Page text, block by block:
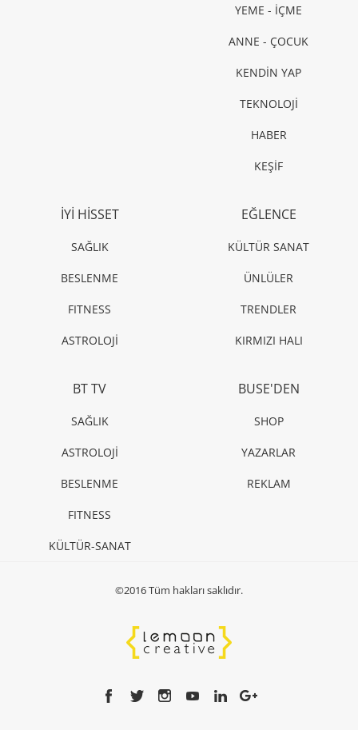
YEME - İÇME
ANNE - ÇOCUK
KENDİN YAP
TEKNOLOJİ
HABER
KEŞİF
İYİ HİSSET
SAĞLIK
BESLENME
FITNESS
ASTROLOJİ
EĞLENCE
KÜLTÜR SANAT
ÜNLÜLER
TRENDLER
KIRMIZI HALI
BT TV
SAĞLIK
ASTROLOJİ
BESLENME
FITNESS
KÜLTÜR-SANAT
BUSE'DEN
SHOP
YAZARLAR
REKLAM
©2016 Tüm hakları saklıdır.